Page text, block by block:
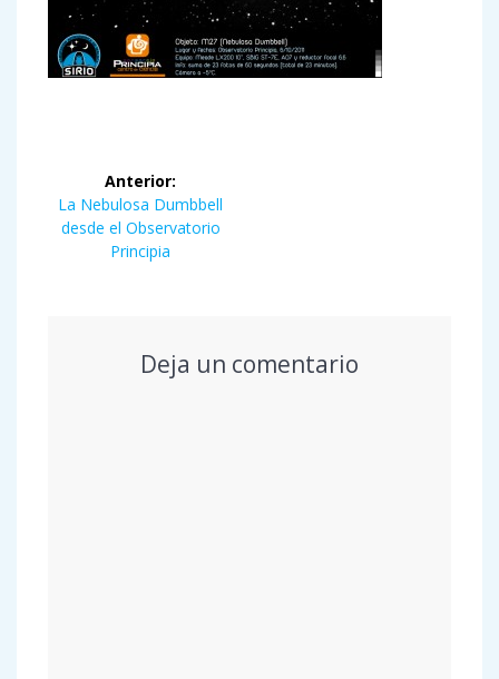
Navegación
de
entradas
Anterior:
Entrada
anterior:
La Nebulosa Dumbbell
desde el Observatorio
Principia
Deja un comentario